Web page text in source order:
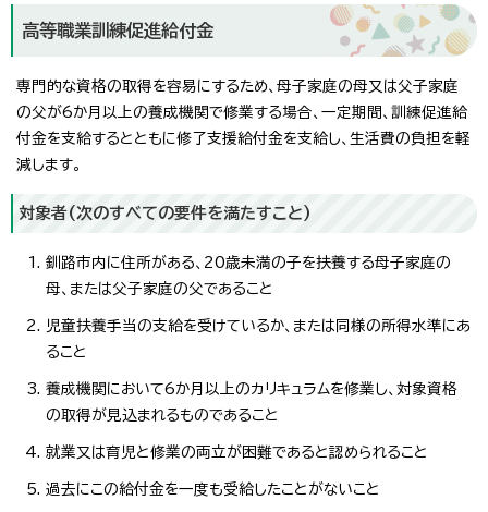
高等職業訓練促進給付金
専門的な資格の取得を容易にするため、母子家庭の母又は父子家庭
の父が6か月以上の養成機関で修業する場合、一定期間、訓練促進給
付金を支給するとともに修了支援給付金を支給し、生活費の負担を軽
減します。
対象者(次のすべての要件を満たすこと)
釧路市内に住所がある、20歳未満の子を扶養する母子家庭の
母、または父子家庭の父であること
児童扶養手当の支給を受けているか、または同様の所得水準にあ
ること
養成機関において6か月以上のカリキュラムを修業し、対象資格
の取得が見込まれるものであること
就業又は育児と修業の両立が困難であると認められること
過去にこの給付金を一度も受給したことがないこと